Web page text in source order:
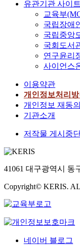
유관기관 사이트
교육부
국립장애
국립중앙
국회도서
연구윤리
사이언스
이용약관
개인정보처리방
개인정보 재동의
기관소개
저작물 게시중
41061 대구광역시 동
Copyright© KERIS.
네이버 블로그